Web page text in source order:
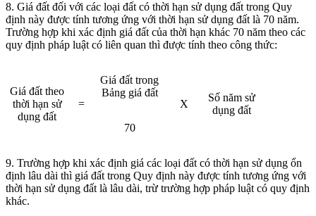
8. Giá đất đối với các loại đất có thời hạn sử dụng đất trong Quy
định này được tính tương ứng với thời hạn sử dụng đất là 70 năm.
Trường hợp khi xác định giá đất của thời hạn khác 70 năm theo các
quy định pháp luật có liên quan thì được tính theo công thức:
Giá đất theo
thời hạn sử
dụng đất
=
Giá đất trong
Bảng giá đất
X
Số năm sử
dụng đất
70
9. Trường hợp khi xác định giá các loại đất có thời hạn sử dụng ổn
định lâu dài thì giá đất trong Quy định này được tính tương ứng với
thời hạn sử dụng đất là lâu dài, trừ trường hợp pháp luật có quy định
khác.